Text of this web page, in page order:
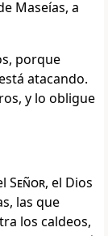
Maseías, a
porque
atacando.
y lo obligue
Señor, el Dios
las que
los caldeos,